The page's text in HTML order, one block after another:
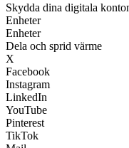
Skydda dina digitala
Enheter
Enheter
Dela och sprid värme
X
Facebook
Instagram
LinkedIn
YouTube
Pinterest
TikTok